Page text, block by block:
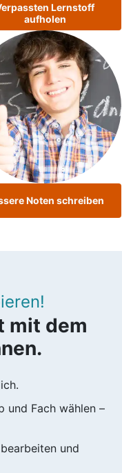
Lernstoff
aufholen
Noten schreiben
mit dem
und Fach wählen –
und